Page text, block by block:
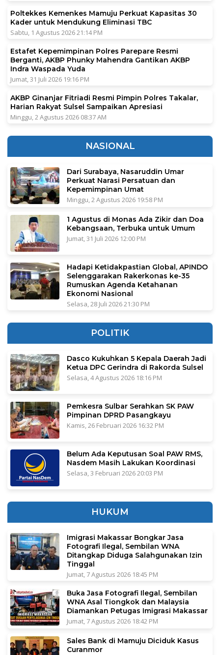
Poltekkes Kemenkes Mamuju Perkuat Kapasitas 30
Kader untuk Mendukung Eliminasi TBC
Sabtu, 1 Agustus 2026 21:14 PM
Estafet Kepemimpinan Polres Parepare Resmi
Berganti, AKBP Phunky Mahendra Gantikan AKBP
Indra Waspada Yuda
Jumat, 31 Juli 2026 19:16 PM
AKBP Ginanjar Fitriadi Resmi Pimpin Polres Takalar,
Harian Rakyat Sulsel Sampaikan Apresiasi
Minggu, 2 Agustus 2026 08:37 AM
NASIONAL
Dari Surabaya, Nasaruddin Umar
Perkuat Narasi Persatuan dan
Kepemimpinan Umat
Minggu, 2 Agustus 2026 19:58 PM
1 Agustus di Monas Ada Zikir dan Doa
Kebangsaan, Terbuka untuk Umum
Jumat, 31 Juli 2026 12:00 PM
Hadapi Ketidakpastian Global, APINDO
Selenggarakan Rakerkonas ke-35
Rumuskan Agenda Ketahanan
Ekonomi Nasional
Selasa, 28 Juli 2026 21:30 PM
POLITIK
Dasco Kukuhkan 5 Kepala Daerah Jadi
Ketua DPC Gerindra di Rakorda Sulsel
Selasa, 4 Agustus 2026 18:16 PM
Pemkesra Sulbar Serahkan SK PAW
Pimpinan DPRD Pasangkayu
Kamis, 26 Februari 2026 16:32 PM
Belum Ada Keputusan Soal PAW RMS,
Nasdem Masih Lakukan Koordinasi
Selasa, 3 Februari 2026 20:03 PM
HUKUM
Imigrasi Makassar Bongkar Jasa
Fotografi Ilegal, Sembilan WNA
Ditangkap Diduga Salahgunakan Izin
Tinggal
Jumat, 7 Agustus 2026 18:45 PM
Buka Jasa Fotografi Ilegal, Sembilan
WNA Asal Tiongkok dan Malaysia
Diamankan Petugas Imigrasi Makassar
Jumat, 7 Agustus 2026 18:42 PM
Sales Bank di Mamuju Diciduk Kasus
Curanmor